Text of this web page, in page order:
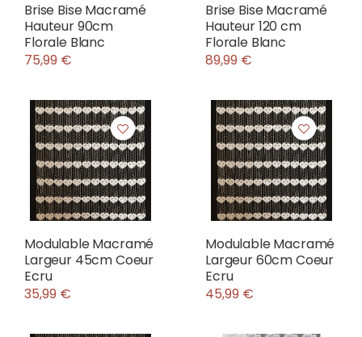
Brise Bise Macramé
Hauteur 90cm
Florale Blanc
75,99 €
Brise Bise Macramé
Hauteur 120 cm
Florale Blanc
89,99 €
Modulable Macramé
Largeur 45cm Coeur
Ecru
35,99 €
Modulable Macramé
Largeur 60cm Coeur
Ecru
45,99 €